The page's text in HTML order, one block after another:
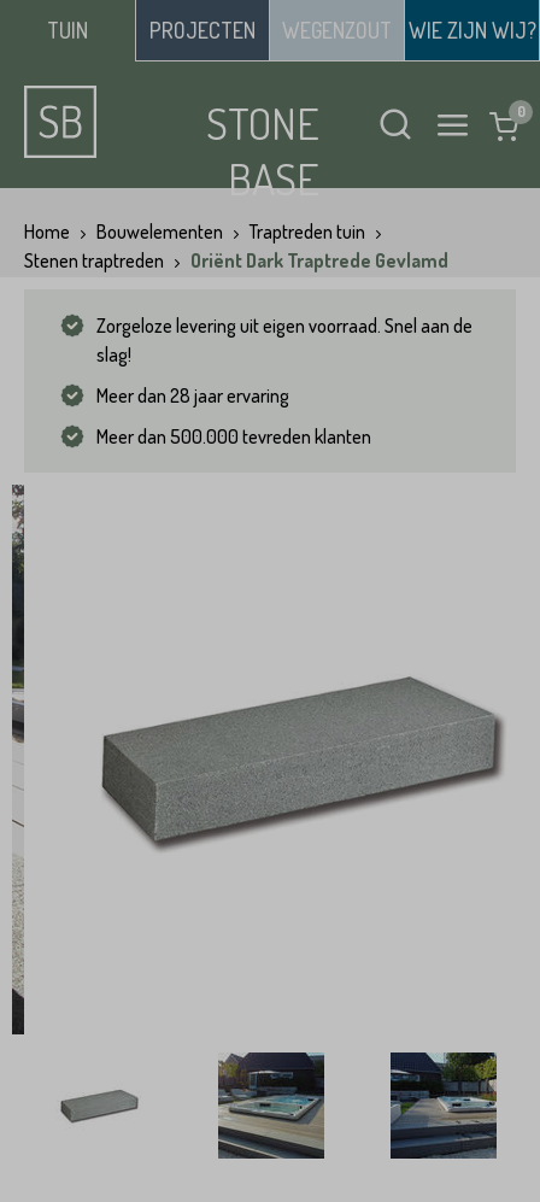
TUIN PROJECTEN WEGENZOUT WIE ZIJN WIJ?
STONE
BASE
Home Bouwelementen
Traptreden tuin
Stenen traptreden
Oriënt Dark Traptrede Gevlamd
Zorgeloze levering uit eigen voorraad. Snel aan de
slag!
Meer dan 28 jaar ervaring
Meer dan 500.000 tevreden klanten